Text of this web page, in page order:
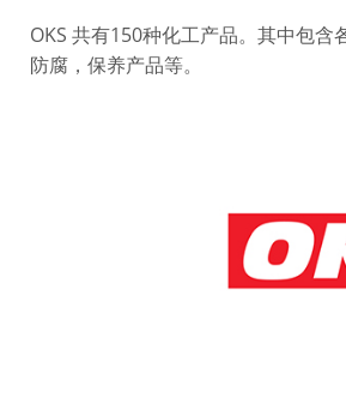
OKS 共有150种化工产品。其中包含
防腐，保养产品等。